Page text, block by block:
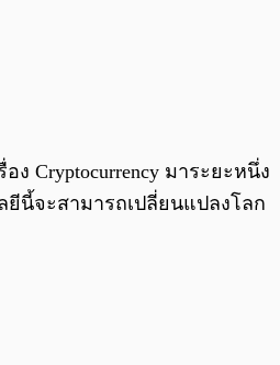
ง Cryptocurrency มาระยะหนึ่ง
ยีนี้จะสามารถเปลี่ยนแปลงโลก